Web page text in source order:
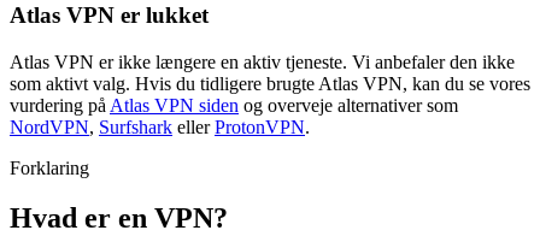
Atlas VPN er lukket
Atlas VPN er ikke længere en aktiv tjeneste. Vi anbefaler den ikke
som aktivt valg. Hvis du tidligere brugte Atlas VPN, kan du se vores
vurdering på Atlas VPN siden og overveje alternativer som
NordVPN, Surfshark ellerProtonVPN.
Forklaring
Hvad er en VPN?